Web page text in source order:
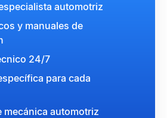
automotriz
y manuales de
24/7
para cada
mecánica automotriz